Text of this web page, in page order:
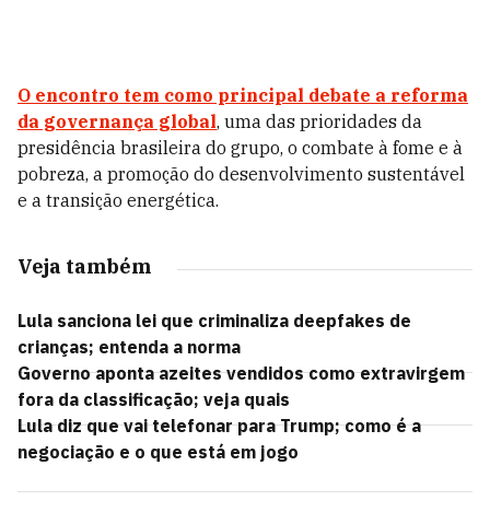
O encontro tem como principal debate a reforma
da governança global, uma das prioridades da
presidência brasileira do grupo, o combate à fome e à
pobreza, a promoção do desenvolvimento sustentável
e a transição energética.
Veja também
Lula sanciona lei que criminaliza deepfakes de
crianças; entenda a norma
Governo aponta azeites vendidos como extravirgem
fora da classificação; veja quais
Lula diz que vai telefonar para Trump; como é a
negociação e o que está em jogo